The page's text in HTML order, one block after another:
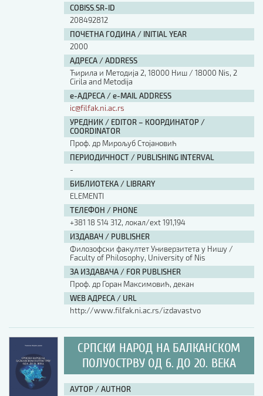
COBISS.SR-ID
208492812
ПОЧЕТНА ГОДИНА / INITIAL YEAR
2000
АДРЕСА / ADDRESS
Ћирила и Методија 2, 18000 Ниш / 18000 Nis, 2
Cirila and Metodija
е-АДРЕСА / e-MAIL ADDRESS
ic@filfak.ni.ac.rs
УРЕДНИК / EDITOR – КООРДИНАТОР /
COORDINATOR
Проф. др Мирољуб Стојановић
ПЕРИОДИЧНОСТ / PUBLISHING INTERVAL
-
БИБЛИОТЕКА / LIBRARY
ЕLEMENTI
ТЕЛЕФОН / PHONE
+381 18 514 312, локал/ext 191,194
ИЗДАВАЧ / PUBLISHER
Филозофски факултет Универзитета у Нишу /
Faculty of Philosophy, University of Nis
ЗА ИЗДАВАЧА / FOR PUBLISHER
Проф. др Горан Максимовић, декан
WEB АДРЕСА / URL
http://www.filfak.ni.ac.rs/izdavastvo
СРПСКИ НАРОД НА БАЛКАНСКОМ
ПОЛУОСТРВУ ОД 6. ДО 20. ВЕКА
АУТОР / AUTHOR